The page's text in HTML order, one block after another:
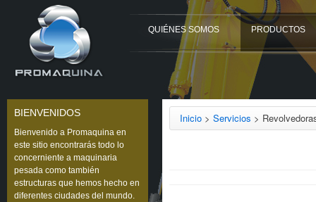
QUIÉNES SOMOS PRODUCTOS
BIENVENIDOS
Bienvenido a Promaquina en
este sitio encontrarás todo lo
concerniente a maquinaria
pesada como también
estructuras que hemos hecho en
diferentes ciudades del mundo.
Inicio > Servicios >